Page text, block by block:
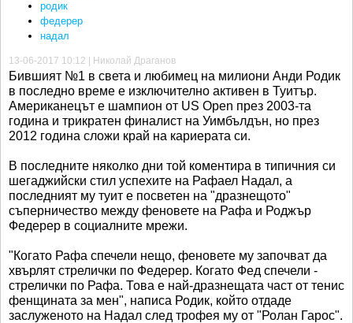
родик
федерер
надал
13-06-2017 10:12 | Николай Драганов
Бившият №1 в света и любимец на милиони Анди Родик
в последно време е изключително активен в Туитър.
Американецът е шампион от US Open през 2003-та
година и трикратен финалист на Уимбълдън, но през
2012 година сложи край на кариерата си.
В последните няколко дни той коментира в типичния си
шегаджийски стил успехите на Рафаел Надал, а
последният му туит е посветен на "дразнещото"
съперничество между феновете на Рафа и Роджър
Федерер в социалните мрежи.
"Когато Рафа спечели нещо, феновете му започват да
хвърлят стрелички по Федерер. Когато Фед спечели -
стрелички по Рафа. Това е най-дразнещата част от тенис
фенщината за мен", написа Родик, който отдаде
заслуженото на Надал след трофея му от "Ролан Гарос".